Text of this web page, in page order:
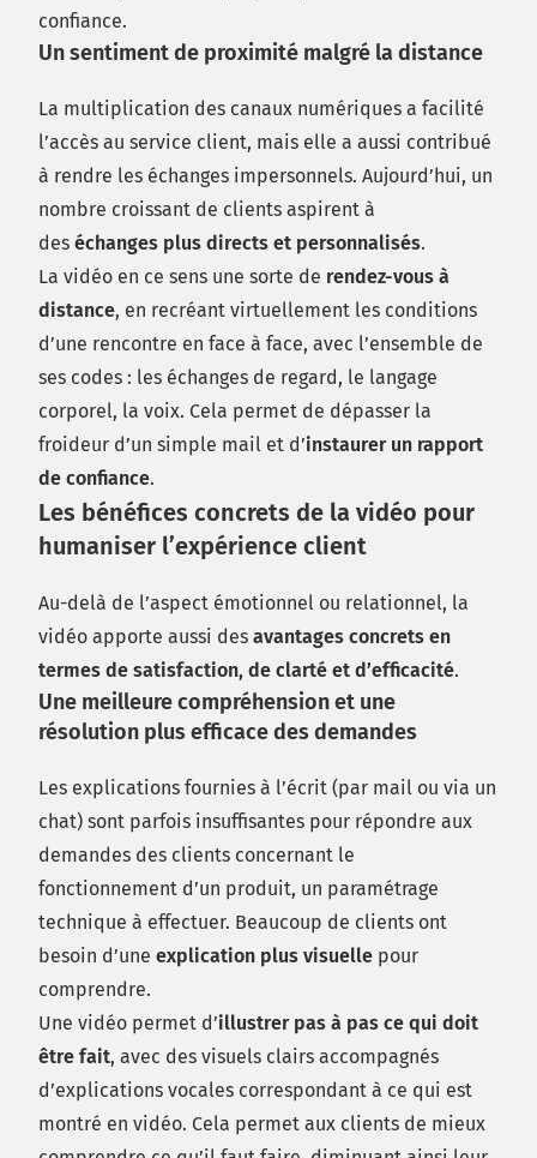
confiance.
Un sentiment de proximité malgré la distance
La multiplication des canaux numériques a facilité
l’accès au service client, mais elle a aussi contribué
à rendre les échanges impersonnels. Aujourd’hui, un
nombre croissant de clients aspirent à
deséchanges plus directs et personnalisés.
La vidéo en ce sens une sorte de rendez-vous à
distance, en recréant virtuellement les conditions
d’une rencontre en face à face, avec l’ensemble de
ses codes : les échanges de regard, le langage
corporel, la voix. Cela permet de dépasser la
froideur d’un simple mail et d’instaurer un rapport
de confiance.
Les bénéfices concrets de la vidéo pour
humaniser l’expérience client
Au-delà de l’aspect émotionnel ou relationnel, la
vidéo apporte aussi desavantages concrets en
termes de satisfaction, de clarté et d’efficacité.
Une meilleure compréhension et une
résolution plus efficace des demandes
Les explications fournies à l’écrit (par mail ou via un
chat) sont parfois insuffisantes pour répondre aux
demandes des clients concernant le
fonctionnement d’un produit, un paramétrage
technique à effectuer. Beaucoup de clients ont
besoin d’uneexplication plus visuelle pour
comprendre.
Une vidéo permet d’illustrer pas à pas ce qui doit
être fait, avec des visuels clairs accompagnés
d’explications vocales correspondant à ce qui est
montré en vidéo. Cela permet aux clients de mieux